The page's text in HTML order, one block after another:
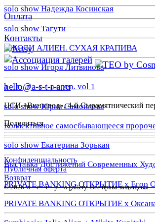
solo show Надежда Косинская
solo show Тагути
ДЖОЛИ АЛИЕН. СУХАЯ КРАПИВА
solo show Игоря Литвинова
a—s—t—r—a open. vol 1
solo show Юрия Самойлова
Коллективное самосбывающееся
solo show Екатерина Зорькая
Выставка Достижений Современных
PRIVATE BANKING ОТКРЫТИЕ х Егор
PRIVATE BANKING ОТКРЫТИЕ х
Оплата
Контакты
hello@a-s-t-r-a.ru
ЦСИ «Винзавод», 4-й Сыромятнический
Поделиться
Конфиденциальность
Публичная оферта
Возврат
© 2026. a—с—t—р—a gallery. Все права защищены.